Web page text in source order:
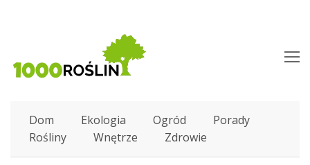
Dom Ekologia Ogród
Porady
Rośliny
Wnętrze Zdrowie